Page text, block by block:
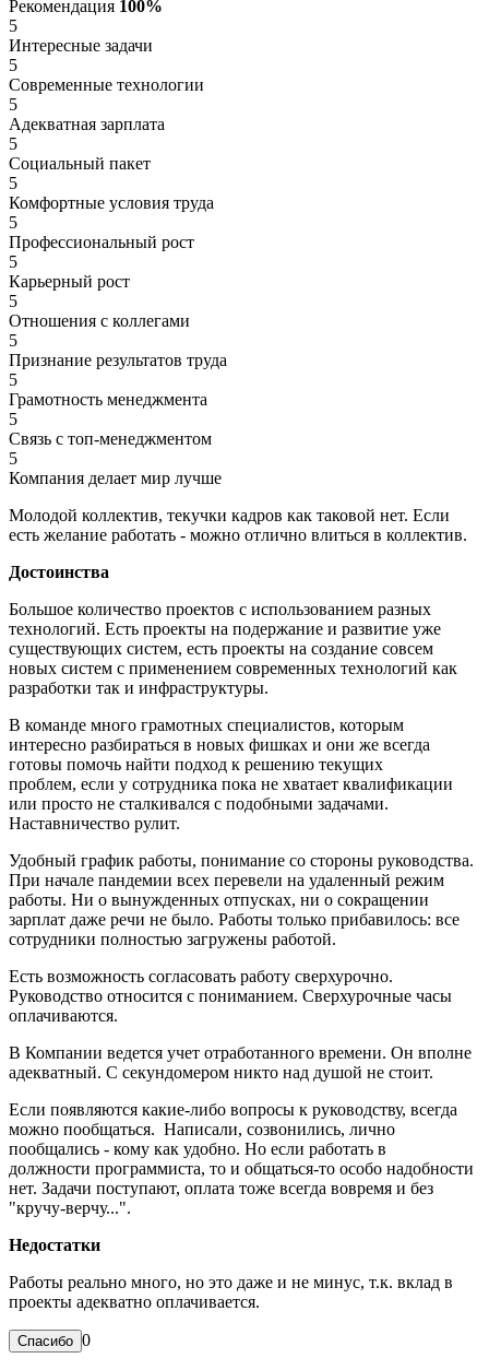
Рекомендация 100%
5
Интересные задачи
5
Современные технологии
5
Адекватная зарплата
5
Социальный пакет
5
Комфортные условия труда
5
Профессиональный рост
5
Карьерный рост
5
Отношения с коллегами
5
Признание результатов труда
5
Грамотность менеджмента
5
Связь с топ-менеджментом
5
Компания делает мир лучше
Молодой коллектив, текучки кадров как таковой нет. Если
есть желание работать - можно отлично влиться в коллектив.
Достоинства
Большое количество проектов с использованием разных
технологий. Есть проекты на подержание и развитие уже
существующих систем, есть проекты на создание совсем
новых систем с применением современных технологий как
разработки так и инфраструктуры.
В команде много грамотных специалистов, которым
интересно разбираться в новых фишках и они же всегда
готовы помочь найти подход к решению текущих
проблем, если у сотрудника пока не хватает квалификации
или просто не сталкивался с подобными задачами.
Наставничество рулит.
Удобный график работы, понимание со стороны руководства.
При начале пандемии всех перевели на удаленный режим
работы. Ни о вынужденных отпусках, ни о сокращении
зарплат даже речи не было. Работы только прибавилось: все
сотрудники полностью загружены работой.
Есть возможность согласовать работу сверхурочно.
Руководство относится с пониманием. Сверхурочные часы
оплачиваются.
В Компании ведется учет отработанного времени. Он вполне
адекватный. С секундомером никто над душой не стоит.
Если появляются какие-либо вопросы к руководству, всегда
можно пообщаться. Написали, созвонились, лично
пообщались - кому как удобно. Но если работать в
должности программиста, то и общаться-то особо надобности
нет. Задачи поступают, оплата тоже всегда вовремя и без
"кручу-верчу...".
Недостатки
Работы реально много, но это даже и не минус, т.к. вклад в
проекты адекватно оплачивается.
0